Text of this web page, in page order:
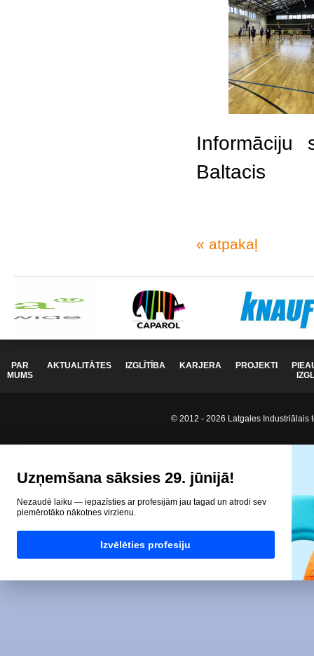
Informāciju
Baltacis
« atpakaļ
PAR
MUMS
AKTUALITĀTES IZGLĪTĪBA KARJERA PROJEKTI
© 2012 - 2026 Latgales Industriālais
Uzņemšana sāksies 29. jūnijā!
Nezaudē laiku — iepazīsties ar profesijām jau tagad un atrodi sev
piemērotāko nākotnes virzienu.
Izvēlēties profesiju